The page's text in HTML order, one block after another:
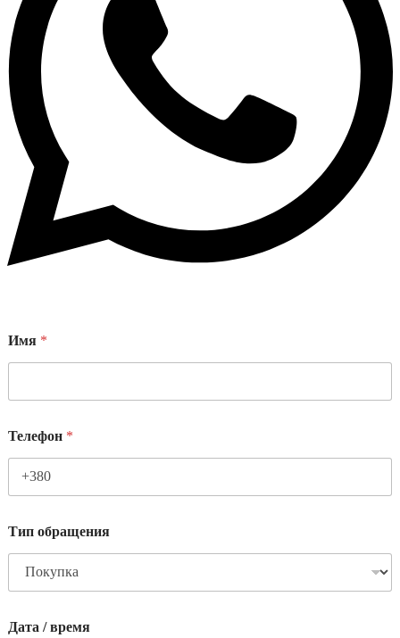
Имя *
Телефон *
Тип обращения
Дата / время